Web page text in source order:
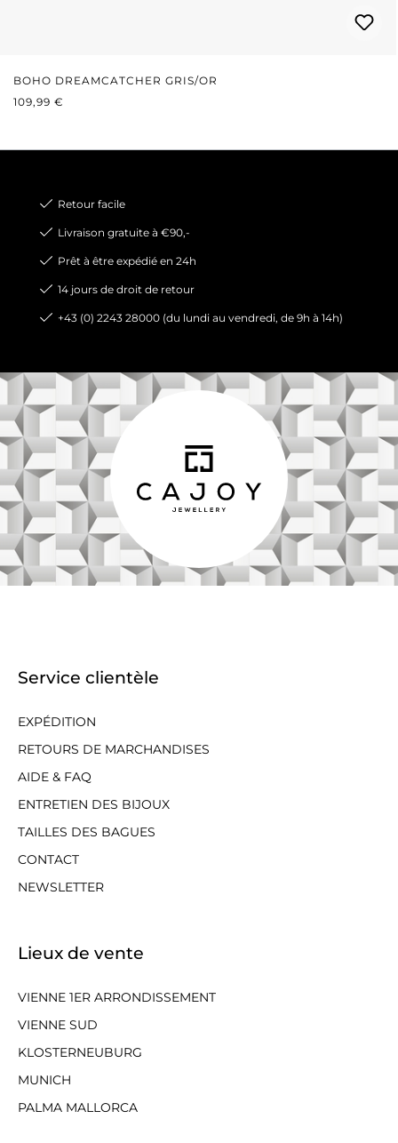
BOHO DREAMCATCHER GRIS/OR
PRIX RÉGULIER :
109,99 €
Retour facile
Livraison gratuite à €90,-
Prêt à être expédié en 24h
14 jours de droit de retour
+43 (0) 2243 28000 (du lundi au vendredi, de 9h à 14h)
Service clientèle
EXPÉDITION
RETOURS DE MARCHANDISES
AIDE & FAQ
ENTRETIEN DES BIJOUX
TAILLES DES BAGUES
CONTACT
NEWSLETTER
Lieux de vente
VIENNE 1ER ARRONDISSEMENT
VIENNE SUD
KLOSTERNEUBURG
MUNICH
PALMA MALLORCA